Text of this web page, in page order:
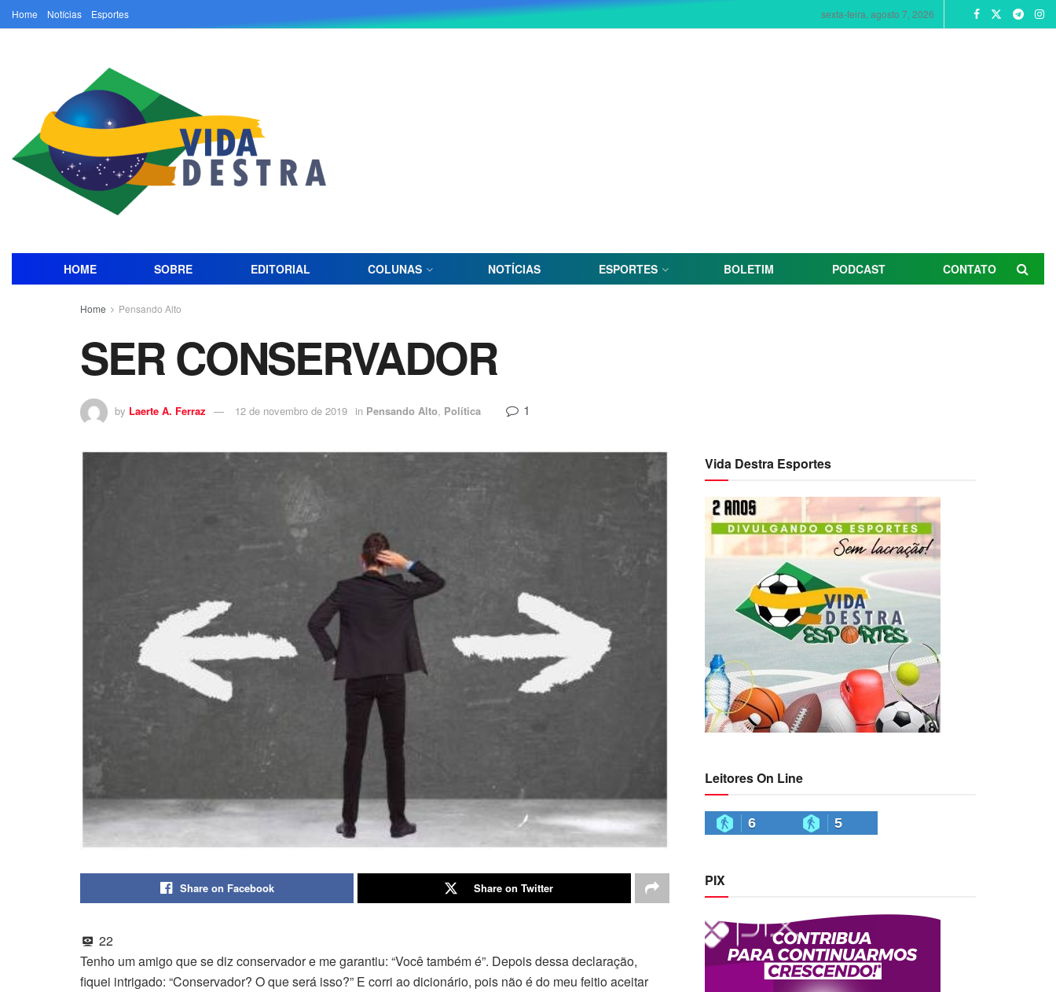
Home Notícias Esportes sexta-feira, agosto 7, 2026
HOME SOBRE EDITORIAL COLUNAS NOTÍCIAS ESPORTES BOLETIM PODCAST CONTATO
Home Pensando Alto
SER CONSERVADOR
by Laerte A. Ferraz 12 de novembro de 2019 in Pensando Alto, Política 1
Share on Facebook Share on Twitter
22
Tenho um amigo que se diz conservador e me garantiu: “Você também é”. Depois dessa declaração,
fiquei intrigado: “Conservador? O que será isso?” E corri ao dicionário, pois não é do meu feitio aceitar
Vida Destra Esportes
Leitores On Line
6 5
PIX